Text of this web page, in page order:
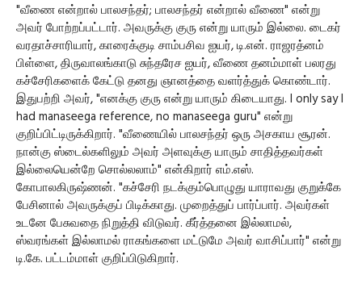
"வீணை என்றால் பாலசந்தர்; பாலசந்தர் என்றால் வீணை" என்று
அவர் போற்றப்பட்டார். அவருக்கு குரு என்று யாரும் இல்லை. டைகர்
வரதாச்சாரியார், காரைக்குடி சாம்பசிவ ஐயர், டி.என். ராஜரத்னம்
பிள்ளை, திருவாலங்காடு சுந்தரேச ஐயர், வீணை தனம்மாள் பலரது
கச்சேரிகளைக் கேட்டு தனது ஞானத்தை வளர்த்துக் கொண்டார்.
இதுபற்றி அவர், "எனக்கு குரு என்று யாரும் கிடையாது. I only say I
had manaseega reference, no manaseega guru" என்று
குறிப்பிட்டிருக்கிறார். "வீணையில் பாலசந்தர் ஒரு அசகாய சூரன்.
நான்கு ஸ்டைல்களிலும் அவர் அளவுக்கு யாரும் சாதித்தவர்கள்
இல்லையென்றே சொல்லலாம்" என்கிறார் எம்.எஸ்.
கோபாலகிருஷ்ணன். "கச்சேரி நடக்கும்பொழுது யாராவது குறுக்கே
பேசினால் அவருக்குப் பிடிக்காது. முறைத்துப் பார்ப்பார். அவர்கள்
உடனே பேசுவதை நிறுத்தி விடுவர். கீர்த்தனை இல்லாமல்,
ஸ்வரங்கள் இல்லாமல் ராகங்களை மட்டுமே அவர் வாசிப்பார்" என்று
டி.கே. பட்டம்மாள் குறிப்பிடுகிறார்.